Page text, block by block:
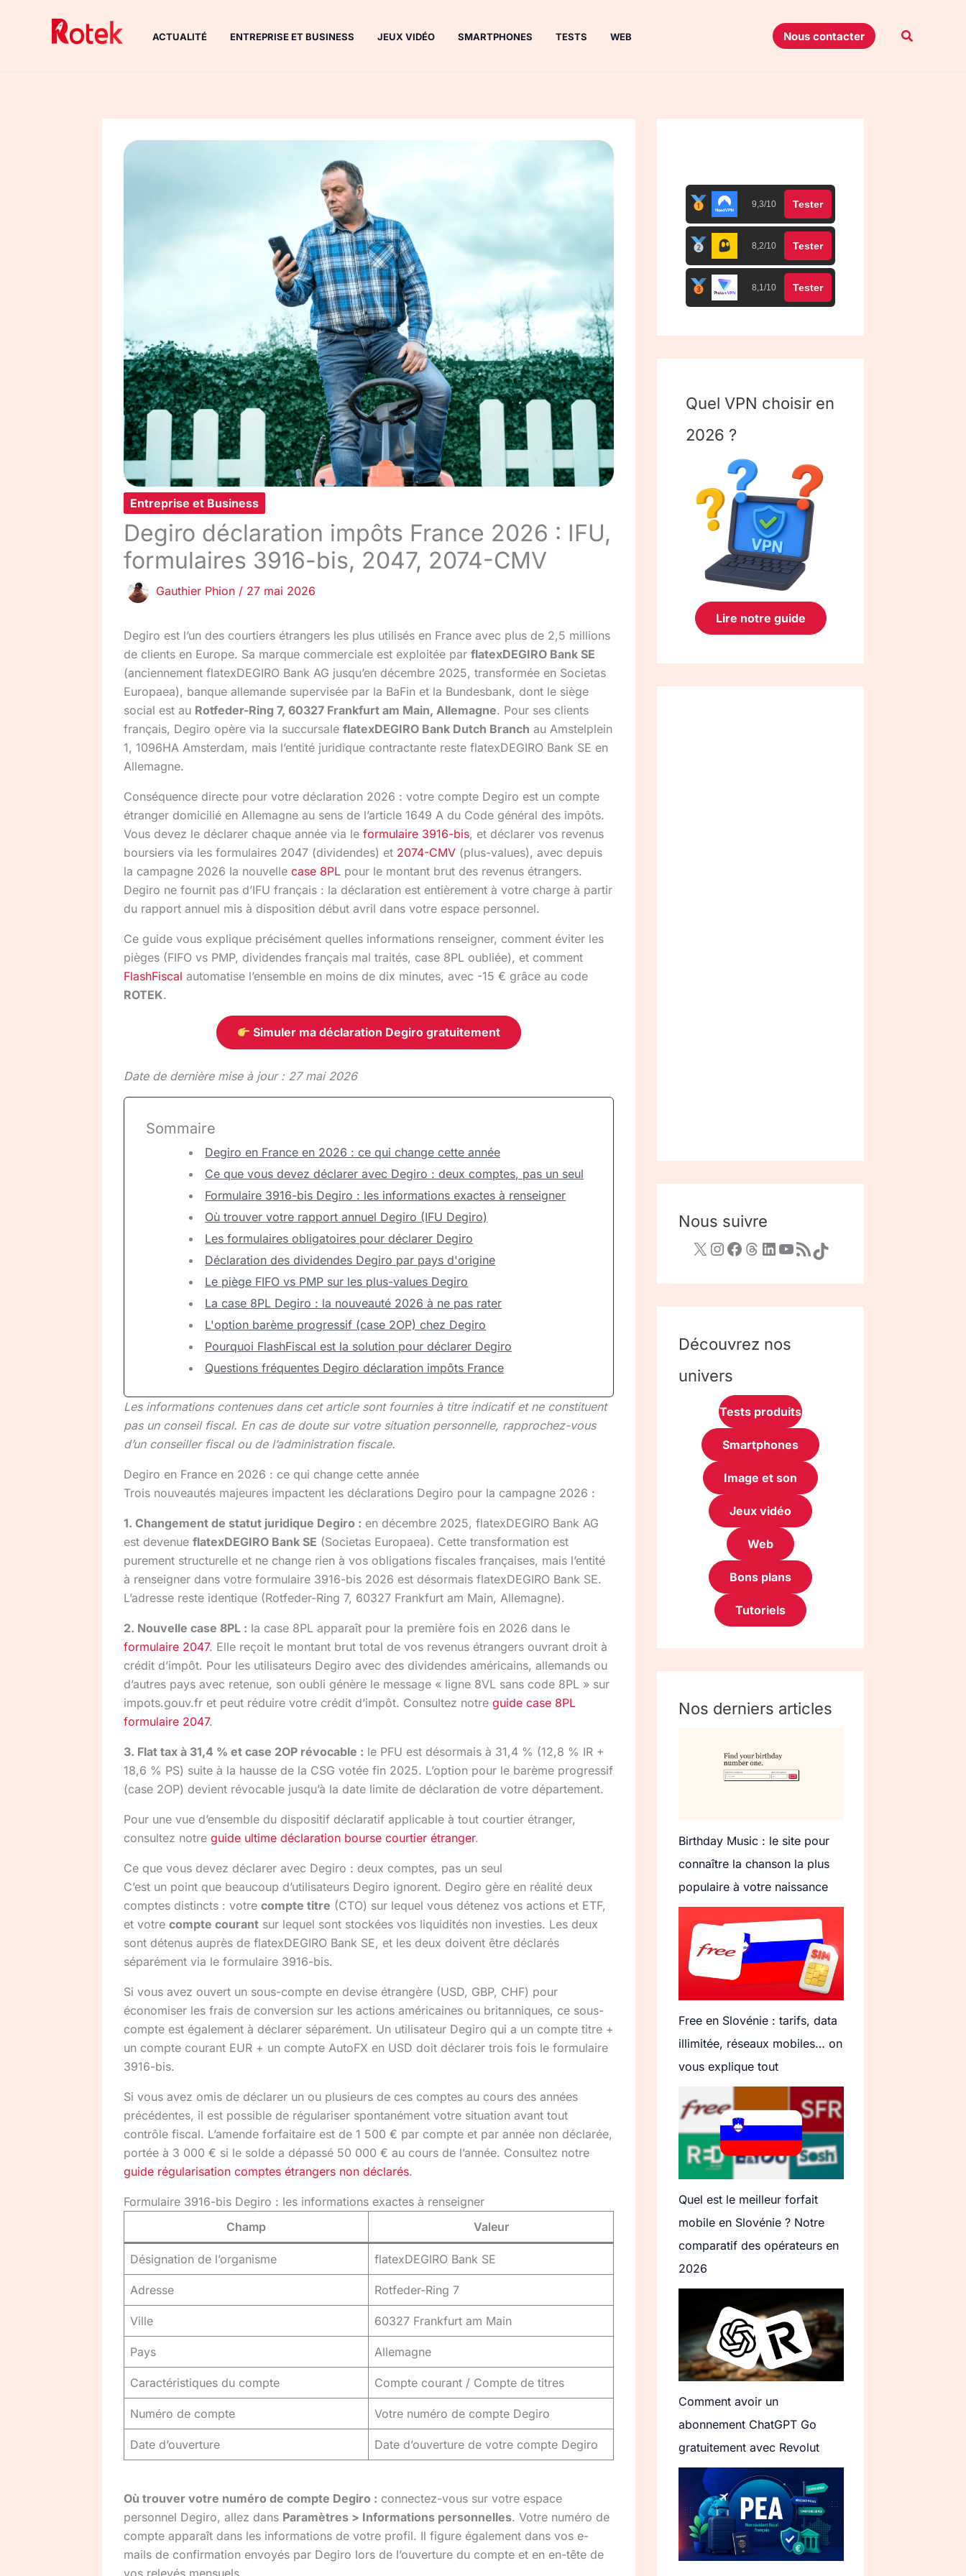
ACTUALITÉ ENTREPRISE ET BUSINESS JEUX VIDÉO SMARTPHONES TESTS WEB Nous contacter
Entreprise et Business
Degiro déclaration impôts France 2026 : IFU,
formulaires 3916-bis, 2047, 2074-CMV
Gauthier Phion / 27 mai 2026
Degiro est l’un des courtiers étrangers les plus utilisés en France avec plus de 2,5 millions
de clients en Europe. Sa marque commerciale est exploitée par flatexDEGIRO Bank SE
(anciennement flatexDEGIRO Bank AG jusqu’en décembre 2025, transformée en Societas
Europaea), banque allemande supervisée par la BaFin et la Bundesbank, dont le siège
social est au Rotfeder-Ring 7, 60327 Frankfurt am Main, Allemagne. Pour ses clients
français, Degiro opère via la succursale flatexDEGIRO Bank Dutch Branch au Amstelplein
1, 1096HA Amsterdam, mais l’entité juridique contractante reste flatexDEGIRO Bank SE en
Allemagne.
Conséquence directe pour votre déclaration 2026 : votre compte Degiro est un compte
étranger domicilié en Allemagne au sens de l’article 1649 A du Code général des impôts.
Vous devez le déclarer chaque année via le formulaire 3916-bis, et déclarer vos revenus
boursiers via les formulaires 2047 (dividendes) et 2074-CMV (plus-values), avec depuis
la campagne 2026 la nouvelle case 8PL pour le montant brut des revenus étrangers.
Degiro ne fournit pas d’IFU français : la déclaration est entièrement à votre charge à partir
du rapport annuel mis à disposition début avril dans votre espace personnel.
Ce guide vous explique précisément quelles informations renseigner, comment éviter les
pièges (FIFO vs PMP, dividendes français mal traités, case 8PL oubliée), et comment
FlashFiscal automatise l’ensemble en moins de dix minutes, avec -15 € grâce au code
ROTEK.
Simuler ma déclaration Degiro gratuitement
Date de dernière mise à jour : 27 mai 2026
Sommaire
Degiro en France en 2026 : ce qui change cette année
Ce que vous devez déclarer avec Degiro : deux comptes, pas un seul
Formulaire 3916-bis Degiro : les informations exactes à renseigner
Où trouver votre rapport annuel Degiro (IFU Degiro)
Les formulaires obligatoires pour déclarer Degiro
Déclaration des dividendes Degiro par pays d'origine
Le piège FIFO vs PMP sur les plus-values Degiro
La case 8PL Degiro : la nouveauté 2026 à ne pas rater
L'option barème progressif (case 2OP) chez Degiro
Pourquoi FlashFiscal est la solution pour déclarer Degiro
Questions fréquentes Degiro déclaration impôts France
Les informations contenues dans cet article sont fournies à titre indicatif et ne constituent
pas un conseil fiscal. En cas de doute sur votre situation personnelle, rapprochez-vous
d’un conseiller fiscal ou de l’administration fiscale.
Degiro en France en 2026 : ce qui change cette année
Trois nouveautés majeures impactent les déclarations Degiro pour la campagne 2026 :
1. Changement de statut juridique Degiro : en décembre 2025, flatexDEGIRO Bank AG
est devenue flatexDEGIRO Bank SE (Societas Europaea). Cette transformation est
purement structurelle et ne change rien à vos obligations fiscales françaises, mais l’entité
à renseigner dans votre formulaire 3916-bis 2026 est désormais flatexDEGIRO Bank SE.
L’adresse reste identique (Rotfeder-Ring 7, 60327 Frankfurt am Main, Allemagne).
2. Nouvelle case 8PL : la case 8PL apparaît pour la première fois en 2026 dans le
formulaire 2047. Elle reçoit le montant brut total de vos revenus étrangers ouvrant droit à
crédit d’impôt. Pour les utilisateurs Degiro avec des dividendes américains, allemands ou
d’autres pays avec retenue, son oubli génère le message « ligne 8VL sans code 8PL » sur
impots.gouv.fr et peut réduire votre crédit d’impôt. Consultez notre guide case 8PL
formulaire 2047.
3. Flat tax à 31,4 % et case 2OP révocable : le PFU est désormais à 31,4 % (12,8 % IR +
18,6 % PS) suite à la hausse de la CSG votée fin 2025. L’option pour le barème progressif
(case 2OP) devient révocable jusqu’à la date limite de déclaration de votre département.
Pour une vue d’ensemble du dispositif déclaratif applicable à tout courtier étranger,
consultez notre guide ultime déclaration bourse courtier étranger.
Ce que vous devez déclarer avec Degiro : deux comptes, pas un seul
C’est un point que beaucoup d’utilisateurs Degiro ignorent. Degiro gère en réalité deux
comptes distincts : votre compte titre (CTO) sur lequel vous détenez vos actions et ETF,
et votre compte courant sur lequel sont stockées vos liquidités non investies. Les deux
sont détenus auprès de flatexDEGIRO Bank SE, et les deux doivent être déclarés
séparément via le formulaire 3916-bis.
Si vous avez ouvert un sous-compte en devise étrangère (USD, GBP, CHF) pour
économiser les frais de conversion sur les actions américaines ou britanniques, ce sous-
compte est également à déclarer séparément. Un utilisateur Degiro qui a un compte titre +
un compte courant EUR + un compte AutoFX en USD doit déclarer trois fois le formulaire
3916-bis.
Si vous avez omis de déclarer un ou plusieurs de ces comptes au cours des années
précédentes, il est possible de régulariser spontanément votre situation avant tout
contrôle fiscal. L’amende forfaitaire est de 1 500 € par compte et par année non déclarée,
portée à 3 000 € si le solde a dépassé 50 000 € au cours de l’année. Consultez notre
guide régularisation comptes étrangers non déclarés.
Formulaire 3916-bis Degiro : les informations exactes à renseigner
Champ
Valeur
Désignation de l’organisme flatexDEGIRO Bank SE
Adresse Rotfeder-Ring 7
Ville 60327 Frankfurt am Main
Pays Allemagne
Caractéristiques du compte Compte courant / Compte de titres
Numéro de compte Votre numéro de compte Degiro
Date d’ouverture Date d’ouverture de votre compte Degiro
Où trouver votre numéro de compte Degiro : connectez-vous sur votre espace
personnel Degiro, allez dans Paramètres > Informations personnelles. Votre numéro de
compte apparaît dans les informations de votre profil. Il figure également dans vos e-
mails de confirmation envoyés par Degiro lors de l’ouverture du compte et en en-tête de
vos relevés mensuels.
9,3/10 Tester
8,2/10 Tester
8,1/10 Tester
Quel VPN choisir en
2026 ?
Lire notre guide
Nous suivre
Découvrez nos
univers
Tests produits
Smartphones
Image et son
Jeux vidéo
Web
Bons plans
Tutoriels
Nos derniers articles
Birthday Music : le site pour
connaître la chanson la plus
populaire à votre naissance
Free en Slovénie : tarifs, data
illimitée, réseaux mobiles… on
vous explique tout
Quel est le meilleur forfait
mobile en Slovénie ? Notre
comparatif des opérateurs en
2026
Comment avoir un
abonnement ChatGPT Go
gratuitement avec Revolut